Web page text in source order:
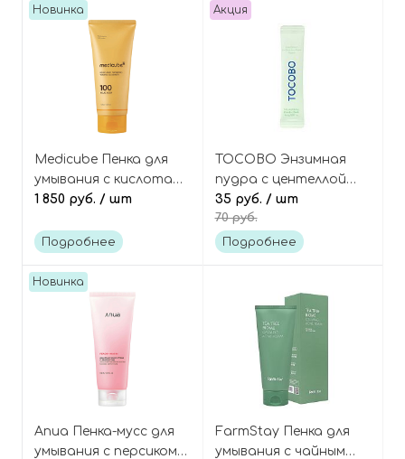
Новинка
Medicube Пенка для
умывания с кислотами
и экстрактом
Turmeric Toning
1 850 руб. / шт
Подробнее
Акция
TOCOBO Энзимная
пудра с центеллой
азиатской и зелёным
чаем (в мини-саше),
Cica Calming Powder
35 руб. / шт
70 руб.
Подробнее
Новинка
Anua Пенка-мусс для
умывания с персиком и
FarmStay Пенка для
умывания с чайным